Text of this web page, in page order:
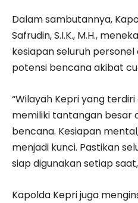
Dalam sambutannya,
Safrudin, S.I.K., M.H.,
kesiapan seluruh
potensi bencana akibat
“Wilayah Kepri yang
memiliki tantangan besar
bencana. Kesiapan
menjadi kunci. Pastikan
siap digunakan setiap
Kapolda Kepri juga